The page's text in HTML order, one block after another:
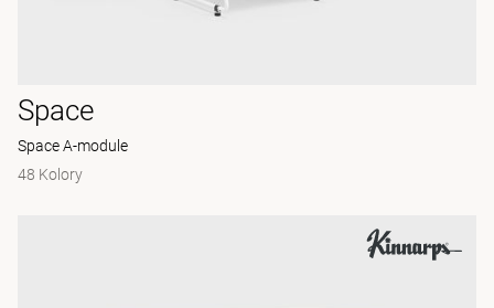
Space
Space A-module
48 Kolory